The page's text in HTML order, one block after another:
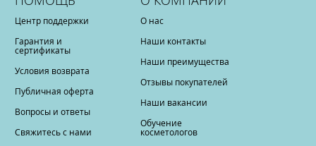
Центр поддержки
Гарантия и
сертификаты
Условия возврата
Публичная оферта
Вопросы и ответы
Свяжитесь с нами
О нас
Наши контакты
Наши преимущества
Отзывы покупателей
Наши вакансии
Обучение
косметологов